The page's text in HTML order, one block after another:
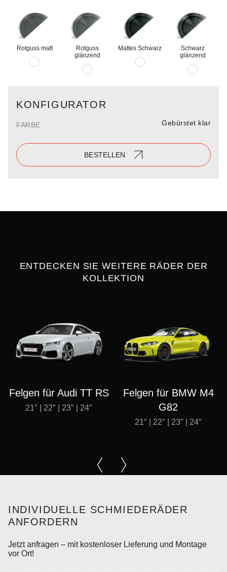
Rotguss matt
Rotguss
glänzend
Mattes Schwarz
Schwarz
glänzend
KONFIGURATOR
FARBE Gebürstet klar
BESTELLEN
ENTDECKEN SIE WEITERE RÄDER DER
KOLLEKTION
Felgen für Audi TT RS
21″ | 22″ | 23″ | 24″
Felgen für BMW M4
G82
21″ | 22″ | 23″ | 24″
INDIVIDUELLE SCHMIEDERÄDER
ANFORDERN
Jetzt anfragen – mit kostenloser Lieferung und Montage
vor Ort!